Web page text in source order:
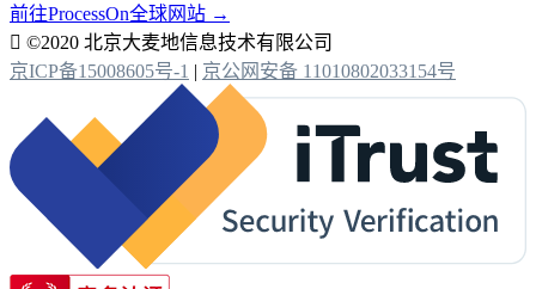
前往ProcessOn全球网站 →
 ©2020 北京大麦地信息技术有限公司
京ICP备15008605号-1 | 京公网安备 11010802033154号